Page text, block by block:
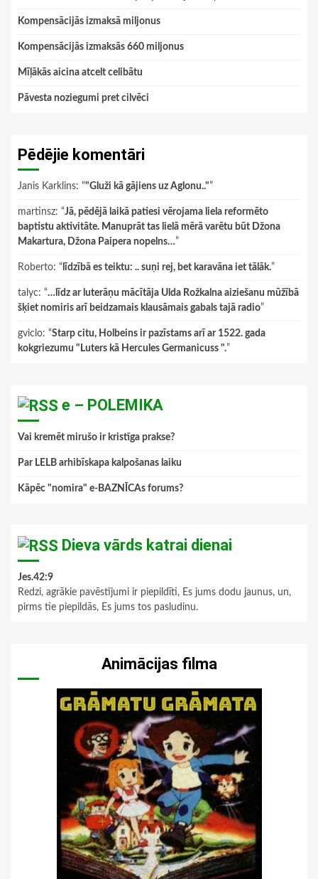
Kompensācijās izmaksā miljonus
Kompensācijās izmaksās 660 miljonus
Mīļākās aicina atcelt celibātu
Pāvesta noziegumi pret cilvēci
Pēdējie komentāri
Janis Karklins: “"Gluži kā gājiens uz Aglonu.."”
martinsz: “Jā, pēdējā laikā patiesi vērojama liela reformēto
baptistu aktivitāte. Manuprāt tas lielā mērā varētu būt Džona
Makartura, Džona Paipera nopelns…”
Roberto: “ līdzībā es teiktu: .. suņi rej, bet karavāna iet tālāk.”
talyc: “…līdz ar luterāņu mācītāja Ulda Rožkalna aiziešanu mūžībā
šķiet nomiris arī beidzamais klausāmais gabals tajā radio”
gviclo: “Starp citu, Holbeins ir pazīstams arī ar 1522. gada
kokgriezumu "Luters kā Hercules Germanicuss ".”
e – POLEMIKA
Vai kremēt mirušo ir kristīga prakse?
Par LELB arhibīskapa kalpošanas laiku
Kāpēc "nomira" e-BAZNĪCAs forums?
Dieva vārds katrai dienai
Jes.42:9
Redzi, agrākie pavēstījumi ir piepildīti, Es jums dodu jaunus, un,
pirms tie piepildās, Es jums tos pasludinu.
Animācijas filma